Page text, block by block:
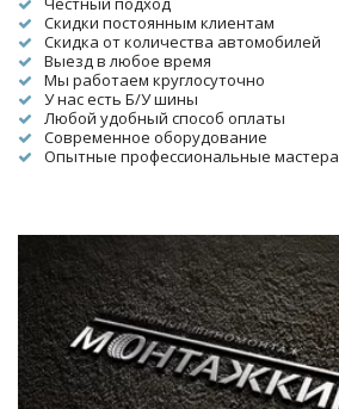
Скидки постоянным клиентам
Скидка от количества автомобилей
Выезд в любое время
Мы работаем круглосуточно
У нас есть Б/У шины
Любой удобный способ оплаты
Современное оборудование
Опытные профессиональные мастера